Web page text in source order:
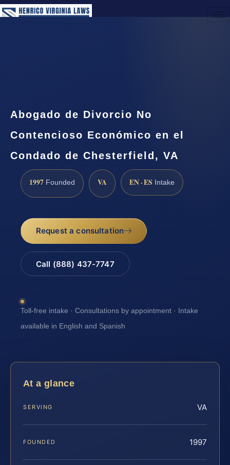
Abogado de Divorcio No
Contencioso Económico en el
Condado de Chesterfield, VA
1997 Founded VA EN · ES Intake
Request a consultation
Call (888) 437-7747
Toll-free intake · Consultations by appointment · Intake
available in English and Spanish
At a glance
SERVING VA
FOUNDED 1997